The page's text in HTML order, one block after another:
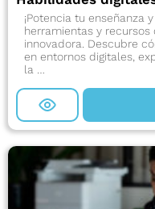
¡Potencia tu enseñanza
herramientas y
innovadora. Descubre
en entornos digitales,
la …